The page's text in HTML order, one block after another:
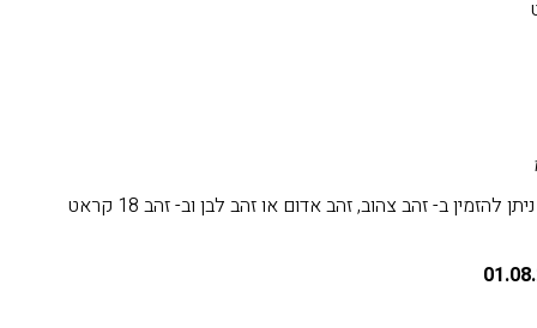
*המחיר עד מידה 60 (9). ניתן להזמין ב- זהב צהוב, זהב אדום או זהב לבן וב- זהב 18 קראט